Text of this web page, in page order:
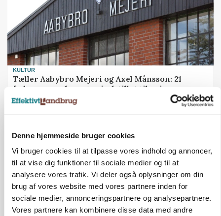
Denne hjemmeside bruger cookies
Vi bruger cookies til at tilpasse vores indhold og annoncer,
til at vise dig funktioner til sociale medier og til at
analysere vores trafik. Vi deler også oplysninger om din
brug af vores website med vores partnere inden for
sociale medier, annonceringspartnere og analysepartnere.
Vores partnere kan kombinere disse data med andre
KULTUR
Tæller Aabybro Mejeri og Axel Månsson: 21
fødevareproducenter indstillet til pris
Forserie til selvkørende skårlægger afprøves i år
Annonce
Loading...